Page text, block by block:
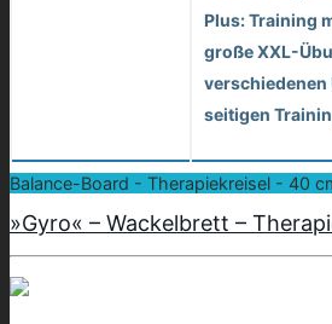
Plus: Training
große XXL-
verschiedenen
seitigen
Balance-Board - Therapiekreisel - 40
»Gyro« – Wackelbrett –